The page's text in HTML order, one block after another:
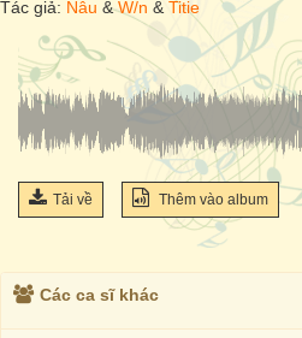
Tác giả: Nâu &W/n & Titie
Tải về Thêm vào album
Các ca sĩ khác